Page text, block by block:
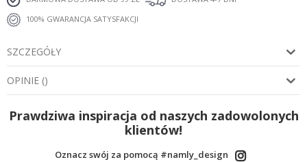
100% GWARANCJA SATYSFAKCJI
SZCZEGÓŁY
OPINIE ()
Prawdziwa inspiracja od naszych zadowolonych
klientów!
Oznacz swój za pomocą #namly_design